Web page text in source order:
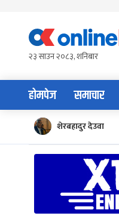
content२३ साउन २०८३, शनिबार
होमपेज समाचार
शेरबहादुर देउवा